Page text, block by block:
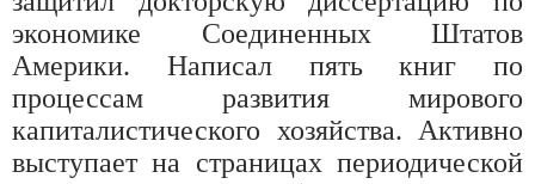
экономике Соединенных Штатов
Америки. Написал пять книг по
процессам развития мирового
капиталистического хозяйства. Активно
выступает на страницах периодической